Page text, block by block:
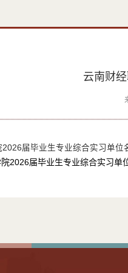
云南财
届毕业生专业综合实习单位
2026届毕业生专业综合实习单